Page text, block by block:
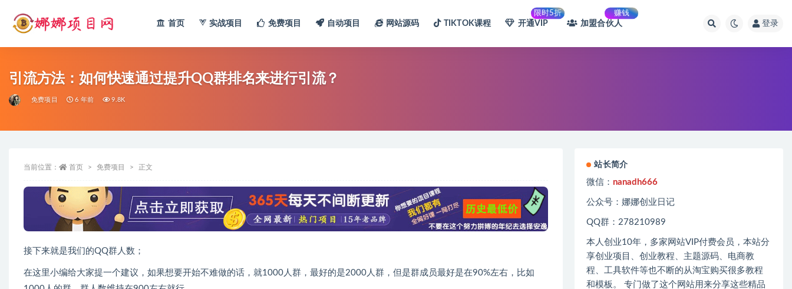
首页 实战项目 免费项目 自动项目 网站源码 TIKTOK课程 开通VIP
限时5折
加盟合伙人
赚钱
登录
引流方法：如何快速通过提升QQ群排名来进行引流？
免费项目 6 年前 9.8K
当前位置： 首页 免费项目 正文
接下来就是我们的QQ群人数；
在这里小编给大家提一个建议，如果想要开始不难做的话，就1000人群，最好的是2000人群，但是群成员最好是在90%左右，比如
站长简介
微信： nanadh666
公众号：娜娜创业日记
QQ群：278210989
本人创业10年，多家网站VIP付费会员，本站分
享创业项目、创业教程、主题源码、电商教
程、工具软件等也不断的从淘宝购买很多教程
和模板。 专门做了这个网站用来分享这些精品